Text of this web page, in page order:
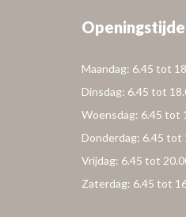
Maandag: 6.45 tot
Dinsdag: 6.45 tot
Woensdag: 6.45 tot
Donderdag: 6.45 tot
Vrijdag: 6.45 tot
Zaterdag: 6.45 tot